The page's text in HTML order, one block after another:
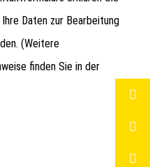
Daten zur Bearbeitung
(Weitere
finden Sie in der